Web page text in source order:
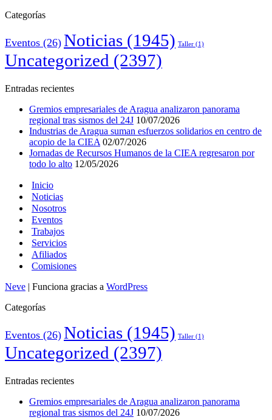
Categorías
Eventos (26) Noticias (1945) Taller (1)
Uncategorized (2397)
Entradas recientes
Gremios empresariales de Aragua analizaron panorama
regional tras sismos del 24J 10/07/2026
Industrias de Aragua suman esfuerzos solidarios en centro de
acopio de la CIEA 02/07/2026
Jornadas de Recursos Humanos de la CIEA regresaron por
todo lo alto 12/05/2026
Inicio
Noticias
Nosotros
Eventos
Trabajos
Servicios
Afiliados
Comisiones
Neve | Funciona gracias a WordPress
Categorías
Eventos (26) Noticias (1945) Taller (1)
Uncategorized (2397)
Entradas recientes
Gremios empresariales de Aragua analizaron panorama
regional tras sismos del 24J 10/07/2026